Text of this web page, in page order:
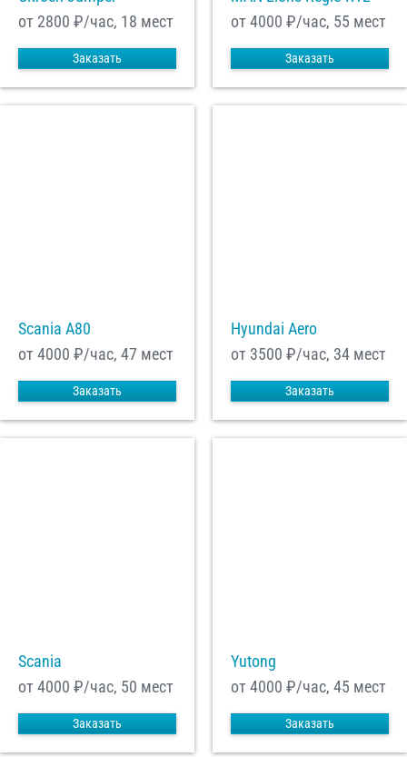
от 2800 ₽/час, 18 мест
Заказать
от 4000 ₽/час, 55 мест
Заказать
Scania A80
от 4000 ₽/час, 47 мест
Заказать
Hyundai Aero
от 3500 ₽/час, 34 мест
Заказать
Scania
от 4000 ₽/час, 50 мест
Заказать
Yutong
от 4000 ₽/час, 45 мест
Заказать